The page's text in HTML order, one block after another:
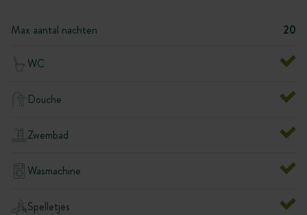
Max aantal nachten 20
WC
Douche
Zwembad
Wasmachine
Spelletjes